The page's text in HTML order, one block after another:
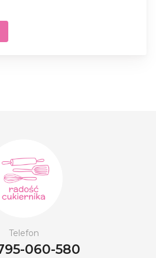
Telefon
060-580